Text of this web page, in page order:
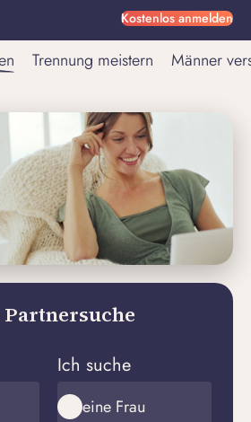
Kostenlos anmelden
Trennung meistern Männer
Ich suche
eine Frau